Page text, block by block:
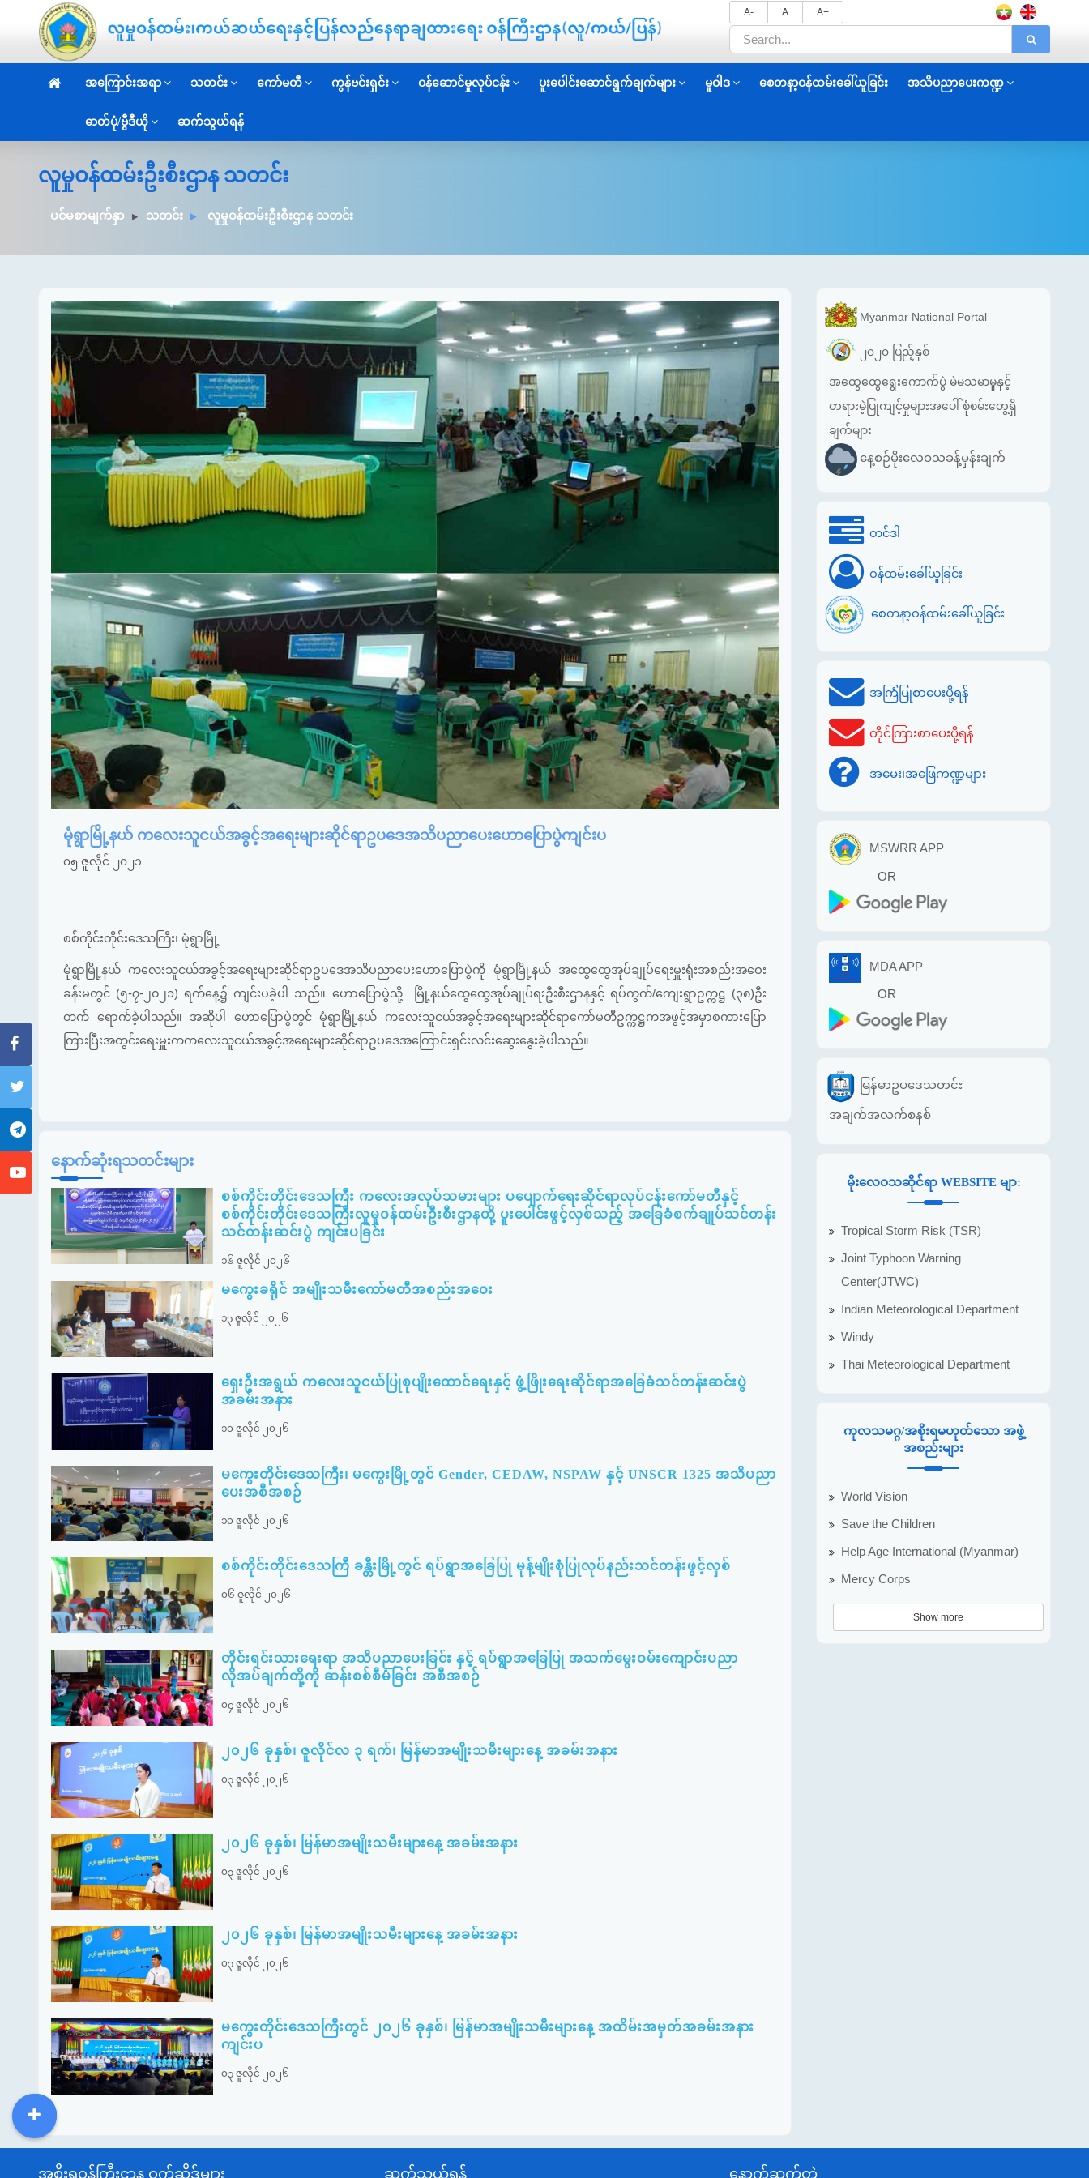
A- A A+
အကြောင်းအရာ သတင်း ကော်မတီ ကွန်ဗင်းရှင်း ဝန်ဆောင်မှုလုပ်ငန်း ပူးပေါင်းဆောင်ရွက်ချက်များ မူဝါဒ စေတနာ့ဝန်ထမ်းခေါ်ယူခြင်း အသိပညာပေးကဏ္ဍ
ဓာတ်ပုံ/ဗွီဒီယို ဆက်သွယ်ရန်
လူမှုဝန်ထမ်းဦးစီးဌာန သတင်း
ပင်မစာမျက်နှာ သတင်း လူမှုဝန်ထမ်းဦးစီးဌာန သတင်း
မုံရွာမြို့နယ် ကလေးသူငယ်အခွင့်အရေးများဆိုင်ရာဥပဒေအသိပညာပေးဟောပြောပွဲကျင်းပ
၀၅ ဇူလိုင် ၂၀၂၁
စစ်ကိုင်းတိုင်းဒေသကြီး၊ မုံရွာမြို့
မုံရွာမြို့နယ် ကလေးသူငယ်အခွင့်အရေးများဆိုင်ရာဥပဒေအသိပညာပေးဟောပြောပွဲကို မုံရွာမြို့နယ် အထွေထွေအုပ်ချုပ်ရေးမှူးရုံးအစည်းအဝေး
ခန်းမတွင် (၅-၇-၂၀၂၁) ရက်နေ့၌ ကျင်းပခဲ့ပါ သည်။ ဟောပြောပွဲသို့ မြို့နယ်ထွေထွေအုပ်ချုပ်ရးဦးစီးဌာနနှင့် ရပ်ကွက်/ကျေးရွာဥက္ကဋ္ဌ (၃၈)ဦး
တက် ရောက်ခဲ့ပါသည်။ အဆိုပါ ဟောပြောပွဲတွင် မုံရွာမြို့နယ် ကလေးသူငယ်အခွင့်အရေးများဆိုင်ရာကော်မတီဥက္ကဋ္ဌကအဖွင့်အမှာစကားပြော
ကြားပြီးအတွင်းရေးမှူးကကလေးသူငယ်အခွင့်အရေးများဆိုင်ရာဥပဒေအကြောင်းရှင်းလင်းဆွေးနွေးခဲ့ပါသည်။
နောက်ဆုံးရသတင်းများ
စစ်ကိုင်းတိုင်းဒေသကြီး ကလေးအလုပ်သမားများ ပပျောက်ရေးဆိုင်ရာလုပ်ငန်းကော်မတီနှင့်
စစ်ကိုင်းတိုင်းဒေသကြီးလူမှုဝန်ထမ်းဦးစီးဌာနတို့ ပူးပေါင်းဖွင့်လှစ်သည့် အခြေခံစက်ချုပ်သင်တန်း
သင်တန်းဆင်းပွဲ ကျင်းပခြင်း
၁၆ ဇူလိုင် ၂၀၂၆
မကွေးခရိုင် အမျိုးသမီးကော်မတီအစည်းအဝေး
၁၃ ဇူလိုင် ၂၀၂၆
ရှေးဦးအရွယ် ကလေးသူငယ်ပြုစုပျိုးထောင်ရေးနှင့် ဖွံ့ဖြိုးရေးဆိုင်ရာအခြေခံသင်တန်းဆင်းပွဲ
အခမ်းအနား
၁၀ ဇူလိုင် ၂၀၂၆
မကွေးတိုင်းဒေသကြီး၊ မကွေးမြို့တွင် Gender, CEDAW, NSPAW နှင့် UNSCR 1325 အသိပညာ
ပေးအစီအစဉ်
၁၀ ဇူလိုင် ၂၀၂၆
စစ်ကိုင်းတိုင်းဒေသကြီ ခန္တီးမြို့တွင် ရပ်ရွာအခြေပြု မုန့်မျိုးစုံပြုလုပ်နည်းသင်တန်းဖွင့်လှစ်
၀၆ ဇူလိုင် ၂၀၂၆
တိုင်းရင်းသားရေးရာ အသိပညာပေးခြင်း နှင့် ရပ်ရွာအခြေပြု အသက်မွေးဝမ်းကျောင်းပညာ
လိုအပ်ချက်တို့ကို ဆန်းစစ်စီမံခြင်း အစီအစဉ်
၀၄ ဇူလိုင် ၂၀၂၆
၂၀၂၆ ခုနှစ်၊ ဇူလိုင်လ ၃ ရက်၊ မြန်မာအမျိုးသမီးများနေ့ အခမ်းအနား
၀၃ ဇူလိုင် ၂၀၂၆
၂၀၂၆ ခုနှစ်၊ မြန်မာအမျိုးသမီးများနေ့ အခမ်းအနား
၀၃ ဇူလိုင် ၂၀၂၆
၂၀၂၆ ခုနှစ်၊ မြန်မာအမျိုးသမီးများနေ့ အခမ်းအနား
၀၃ ဇူလိုင် ၂၀၂၆
မကွေးတိုင်းဒေသကြီးတွင် ၂၀၂၆ ခုနှစ်၊ မြန်မာအမျိုးသမီးများနေ့ အထိမ်းအမှတ်အခမ်းအနား
ကျင်းပ
၀၃ ဇူလိုင် ၂၀၂၆
Myanmar National Portal
၂၀၂၀ ပြည့်နှစ်
အထွေထွေရွေးကောက်ပွဲ မဲမသမာမှုနှင့်
တရားမဲ့ပြုကျင့်မှုများအပေါ် စုံစမ်းတွေ့ရှိ
ချက်များ
နေ့စဉ်မိုးလေဝသခန့်မှန်းချက်
တင်ဒါ
ဝန်ထမ်းခေါ်ယူခြင်း
စေတနာ့ဝန်ထမ်းခေါ်ယူခြင်း
အကြံပြုစာပေးပို့ရန်
တိုင်ကြားစာပေးပို့ရန်
အမေး၊အဖြေကဏ္ဍများ
MSWRR APP
OR
MDA APP
OR
မြန်မာဥပဒေသတင်း
အချက်အလက်စနစ်
မိုးလေဝသဆိုင်ရာ WEBSITE မျာ:
Tropical Storm Risk (TSR)
Joint Typhoon Warning
Center(JTWC)
Indian Meteorological Department
Windy
Thai Meteorological Department
ကုလသမဂ္ဂ/အစိုးရမဟုတ်သော အဖွဲ့
အစည်းများ
World Vision
Save the Children
Help Age International (Myanmar)
Mercy Corps
Show more
အစိုးရဝန်ကြီးဌာန ဝက်ဆိုဒ်များ ဆက်သွယ်ရန် နောက်ဆက်တွဲ
DDM